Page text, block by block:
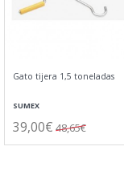
Gato tijera 1,5 toneladas
SUMEX
39,00€ 48,65€